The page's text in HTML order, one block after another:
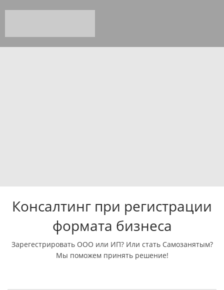
Консалтинг при регистрации
формата бизнеса
Зарегестрировать ООО или ИП? Или стать Самозанятым?
Мы поможем принять решение!